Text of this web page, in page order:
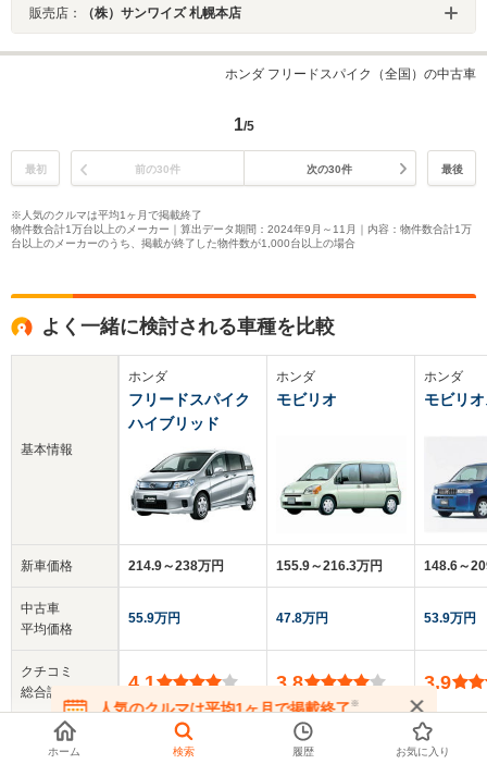
販売店： （株）サンワイズ 札幌本店
ホンダ フリードスパイク（全国）の中古車
1/5
最初 前の30件 次の30件 最後
※人気のクルマは平均1ヶ月で掲載終了
物件数合計1万台以上のメーカー｜算出データ期間：2024年9月～11月｜内容：物件数合計1万
台以上のメーカーのうち、掲載が終了した物件数が1,000台以上の場合
よく一緒に検討される車種を比較
基本情報
新車価格
中古車
平均価格
クチコミ
総合評価
乗車定員
ホンダ
フリードスパイク
ハイブリッド
214.9～238万円
55.9万円
4.1
ホンダ
モビリオ
155.9～216.3万円
47.8万円
3.8
7人
ホンダ
モビリ
148.6～
53.9万円
3.9
5人
人気のクルマは平均1ヶ月で掲載終了※
在庫が無くなる前にお問い合わせください
ホーム 検索 履歴 お気に入り